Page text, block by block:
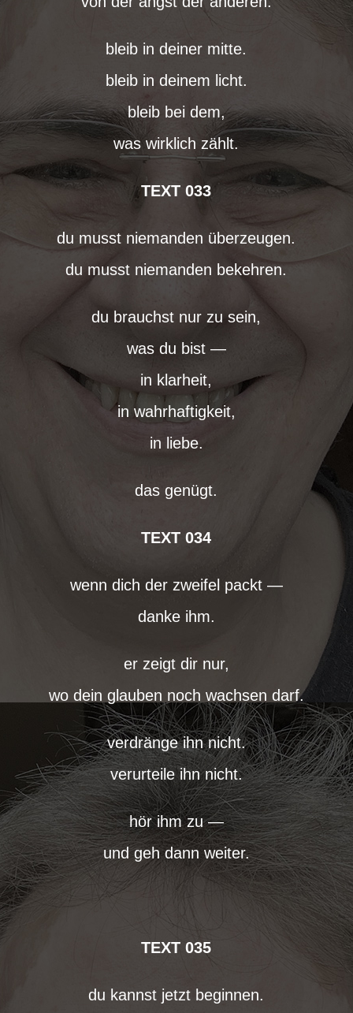
bleib in deiner mitte.
bleib in deinem licht.
bleib bei dem,
was wirklich zählt.
TEXT 033
du musst niemanden überzeugen.
du musst niemanden bekehren.
du brauchst nur zu sein,
was du bist —
in klarheit,
in wahrhaftigkeit,
in liebe.
das genügt.
TEXT 034
wenn dich der zweifel packt —
danke ihm.
er zeigt dir nur,
wo dein glauben noch wachsen darf.
verdränge ihn nicht.
verurteile ihn nicht.
hör ihm zu —
und geh dann weiter.
TEXT 035
du kannst jetzt beginnen.